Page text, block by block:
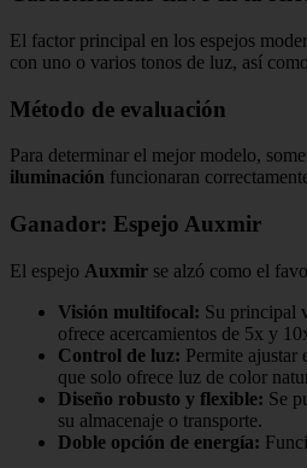
El factor principal en los espejos
con uno o varios tonos de luz, así
Método de evaluación
Para determinar el mejor modelo,
iluminación funcionaran
Ganador: Espejo Auxmir
El espejo Auxmir se alzó como el
Visión multifocal: Su principal
ofrece acercamientos de 5x y
Control de luz: Permite ajustar
que solo ofrece luz de color
Diseño robusto y flexible: Se
su almacenaje o transporte.
Doble opción de energía: